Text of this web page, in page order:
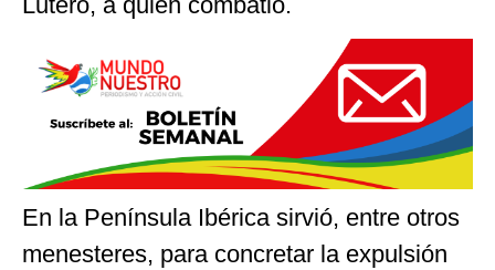
En la Península Ibérica sirvió, entre otros
menesteres, para concretar la expulsión